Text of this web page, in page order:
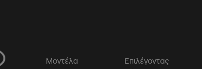
Μοντέλα
Επιλέγοντας